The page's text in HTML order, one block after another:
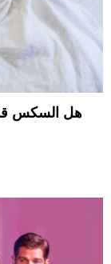
هل السكس